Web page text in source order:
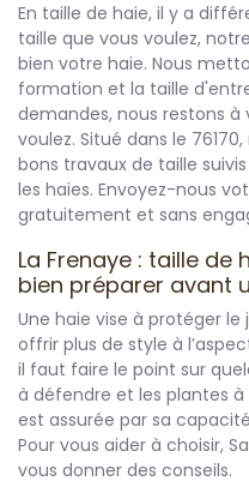
En taille de haie, il y a
taille que vous voulez,
bien votre haie. Nous
formation et la taille
demandes, nous restons
voulez. Situé dans le
bons travaux de taille
les haies. Envoyez-nous
gratuitement et sans
La Frenaye : taille de
bien préparer avant
Une haie vise à protéger
offrir plus de style à
il faut faire le point sur
à défendre et les plantes
est assurée par sa
Pour vous aider à choisir,
vous donner des conseils.